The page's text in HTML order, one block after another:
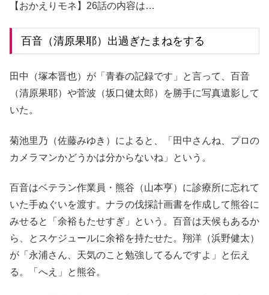
【おかえりモネ】26話の内容は…
百音（清原果耶）出過ぎたまねをする
田中（塚本晋也）が「青春の記録です」と言って、百音
（清原果耶）や菅波（坂口健太郎）を勝手に写真遺影して
いた。
菊池里乃（佐藤みゆき）によると、「田中さんね、プロの
カメラマンかどうかは分からないね」という。
百音はベテラン作業員・熊谷（山本亨）に診療所に忘れて
いた手ぬぐいを渡す。ナラの伐採計画書を作成して熊谷に
みせると「余裕もたせすぎ」という。百音は天候もあるか
ら、とスケジュールに余裕を持たせた。翔洋（浜野健太）
が「永浦さん、天気のこと勉強してるんですよ」と伝え
る。「へえ」と熊谷。